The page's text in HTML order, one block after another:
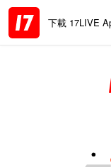
下載 17LIVE